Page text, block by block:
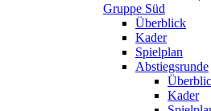
Gruppe Süd
Überblick
Kader
Spielplan
Abstiegsrunde
Kader